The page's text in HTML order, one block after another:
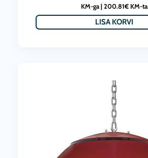
n
e
d
o
l
i
:
r
i
KM-ga | 200.81€KM-ta
LISA KORVI